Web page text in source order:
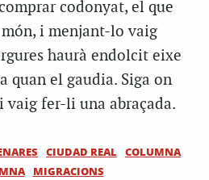
codonyat, el que
i menjant-lo vaig
haurà endolcit eixe
quan el gaudia. Siga on
vaig fer-li una abraçada.
CIUDAD REAL
COLUMNA
MIGRACIONS